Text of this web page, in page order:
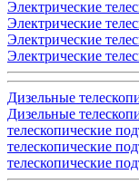
Электрические
Электрические
Электрические
Электрические
Дизельные
Дизельные
телескопические
телескопические
телескопические